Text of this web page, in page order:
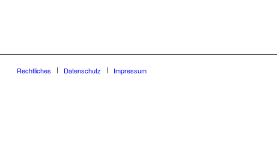
Rechtliches Datenschutz Impressum